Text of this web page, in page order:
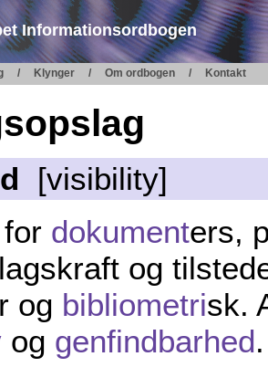
Informationsordbogen
Klynger Om ordbogen Kontakt
[visibility]
dokumenters,
og
r og bibliometrisk.
og genfindbarhed